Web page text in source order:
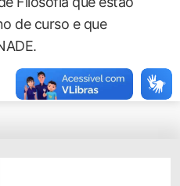
de curso e que